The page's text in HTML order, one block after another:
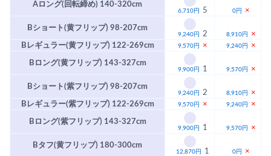
Aロング(回転締め) 140-320cm
6,710円 5 0円 ×
Bショート(黄フリップ) 98-207cm
9,240円 2 8,910円
×
Bレギュラー(黄フリップ) 122-269cm
9,570円 × 9,240円 ×
Bロング(黄フリップ) 143-327cm
9,900円 1 9,570円 ×
Bショート(紫フリップ) 98-207cm
9,240円 2 8,910円
×
Bレギュラー(紫フリップ) 122-269cm
9,570円 × 9,240円 ×
Bロング(紫フリップ) 143-327cm
9,900円 1 9,570円 ×
Bタフ(黄フリップ) 180-300cm
12,870円 1 0円 ×